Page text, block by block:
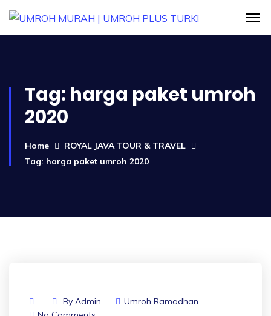
Tag: harga paket umroh
2020
Home
ROYAL JAVA TOUR & TRAVEL
Tag: harga paket umroh 2020
By Admin
Umroh Ramadhan